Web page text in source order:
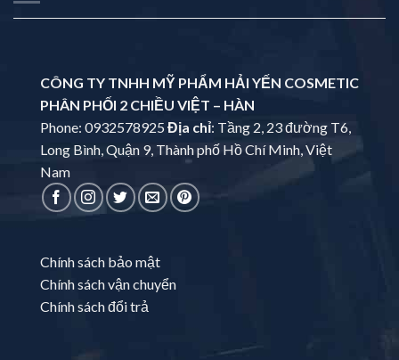
CÔNG TY TNHH MỸ PHẨM HẢI YẾN COSMETIC
PHÂN PHỐI 2 CHIỀU VIỆT – HÀN
Phone: 0932578925Địa chỉ: Tầng 2, 23 đường T6,
Long Bình, Quận 9, Thành phố Hồ Chí Minh, Việt
Nam
Chính sách bảo mật
Chính sách vận chuyển
Chính sách đổi trả